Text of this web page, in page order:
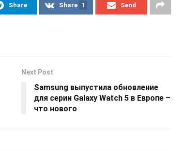
Share Share 1 Send
Next Post
Samsung выпустила обновление
для серии Galaxy Watch 5 в Европе –
что нового